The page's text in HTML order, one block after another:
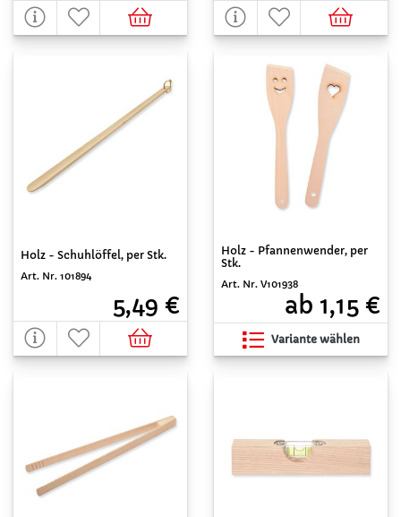
Holz - Schuhlöffel, per Stk.
Art. Nr. 101894
5,49 €
Holz - Pfannenwender, per
Stk.
Art. Nr. V101938
ab 1,15 €
Variante wählen